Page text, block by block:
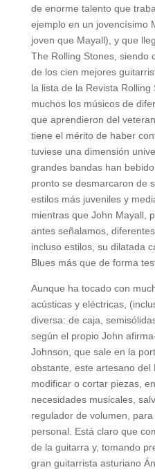
de enorme talento que
ejemplo en un jovencísimo
joven que Mayall), y que
The Rolling Stones, siendo
de los cien mejores
la lista de la Revista
muchos los músicos de
que aprendieron del
tiene el mérito de haber
tuviese una dimensión
grandes bandas han
pronto se desmarcaron de
estilos más juveniles y
mientras que John Mayall,
antes señalamos,
incluso estilos, su dilatada
Blues más que de forma
Aunque ha tocado con
acústicas y eléctricas,
diversa: de caja,
según el propio John
Johnson, que sale en la
obstante, este artesano del
modificar o cortar piezas,
necesidades musicales,
regulador de volumen,
personal. Está claro que
de la guitarra y, tomando
gran guitarrista asturiano